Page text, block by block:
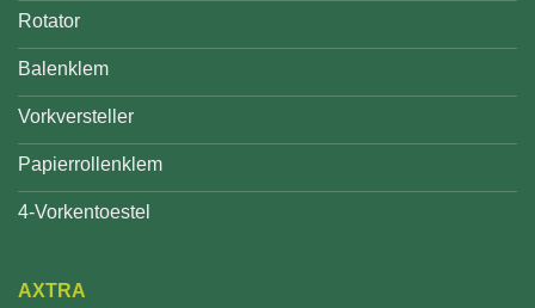
Rotator
Balenklem
Vorkversteller
Papierrollenklem
4-Vorkentoestel
AXTRA